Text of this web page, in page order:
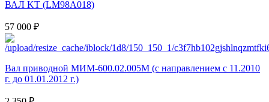
ВАЛ KT (LM98A018)
57 000 ₽
Вал приводной МИМ-600.02.005М (с направлением с 11.2010
г. до 01.01.2012 г.)